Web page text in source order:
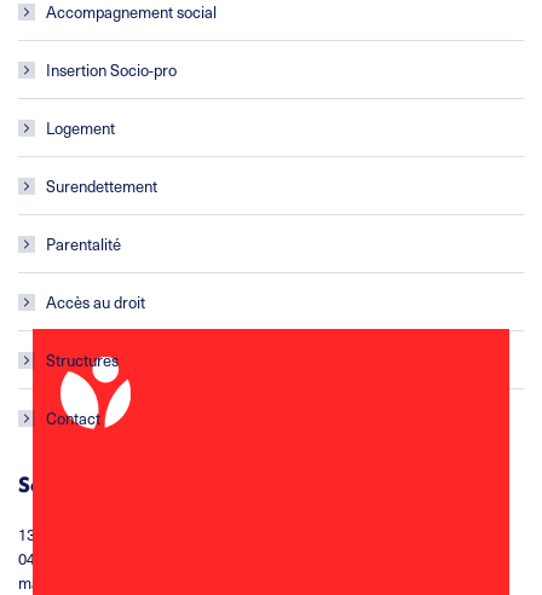
Accompagnement social
Insertion Socio-pro
Logement
Surendettement
Parentalité
Accès au droit
Structures
Contact
Service accompagnement social territorialisé
13, rue de l’égalité 34300 Agde
04 67 94 39 10
magali.lerousseau@leolagrange.org